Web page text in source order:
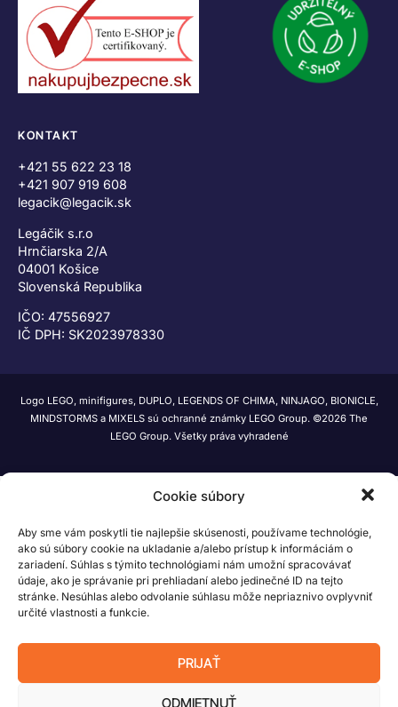
Cookie súbory
Aby sme vám poskytli tie najlepšie skúsenosti, používame technológie,
ako sú súbory cookie na ukladanie a/alebo prístup k informáciám o
zariadení. Súhlas s týmito technológiami nám umožní spracovávať
údaje, ako je správanie pri prehliadaní alebo jedinečné ID na tejto
stránke. Nesúhlas alebo odvolanie súhlasu môže nepriaznivo ovplyvniť
určité vlastnosti a funkcie.
PRIJAŤ
ODMIETNUŤ
KONTAKT
+421 55 622 23 18
+421 907 919 608
legacik@legacik.sk
Legáčik s.r.o
Hrnčiarska 2/A
04001 Košice
Slovenská Republika
IČO: 47556927
IČ DPH: SK2023978330
Logo LEGO, minifigures, DUPLO, LEGENDS OF CHIMA, NINJAGO, BIONICLE,
MINDSTORMS a MIXELS sú ochranné známky LEGO Group. ©2026 The
LEGO Group. Všetky práva vyhradené